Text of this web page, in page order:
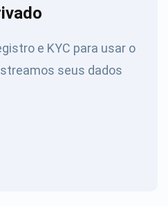
e KYC para usar o
seus dados